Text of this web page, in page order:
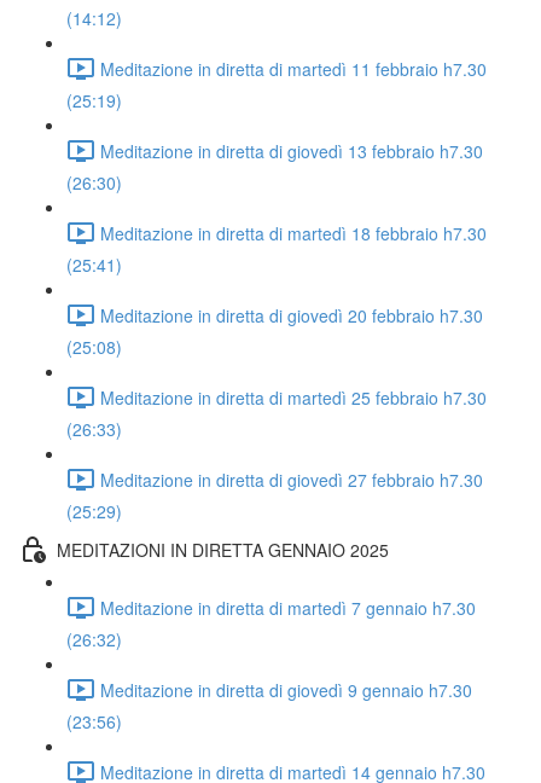
(14:12)
Meditazione in diretta di martedì 11 febbraio h7.30
(25:19)
Meditazione in diretta di giovedì 13 febbraio h7.30
(26:30)
Meditazione in diretta di martedì 18 febbraio h7.30
(25:41)
Meditazione in diretta di giovedì 20 febbraio h7.30
(25:08)
Meditazione in diretta di martedì 25 febbraio h7.30
(26:33)
Meditazione in diretta di giovedì 27 febbraio h7.30
(25:29)
MEDITAZIONI IN DIRETTA GENNAIO 2025
Meditazione in diretta di martedì 7 gennaio h7.30
(26:32)
Meditazione in diretta di giovedì 9 gennaio h7.30
(23:56)
Meditazione in diretta di martedì 14 gennaio h7.30